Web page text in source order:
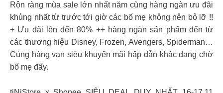
Rộn ràng mùa sale lớn nhất năm cùng hàng ngàn ưu đãi
khủng nhất từ trước tới giờ các bố mẹ không nên bỏ lỡ !!
+ Ưu đãi lên đến 80% ++ hàng ngàn sản phẩm đến từ
các thương hiệu Disney, Frozen, Avengers, Spiderman​…
Cùng hàng vạn siêu khuyến mãi hấp dẫn khác đang chờ
bố mẹ đấy.